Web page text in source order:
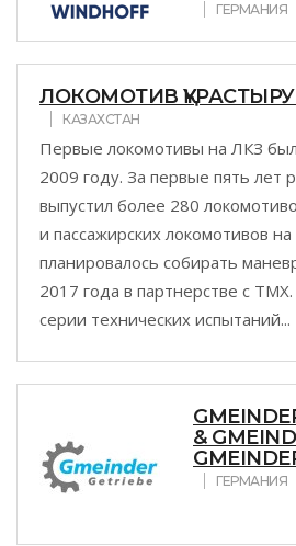
ГЕРМАНИЯ
ЛОКОМОТИВ
КАЗАХСТАН
Первые локомотивы на ЛКЗ
2009 году. За первые пять лет
выпустил более 280
и пассажирских локомотивов
планировалось собирать
2017 года в партнерстве с
серии технических испытаний...
&
ГЕРМАНИЯ